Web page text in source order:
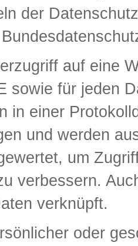
der
auf eine
sowie für jeden
in einer
und werden
um
verbessern.
verknüpft.
oder